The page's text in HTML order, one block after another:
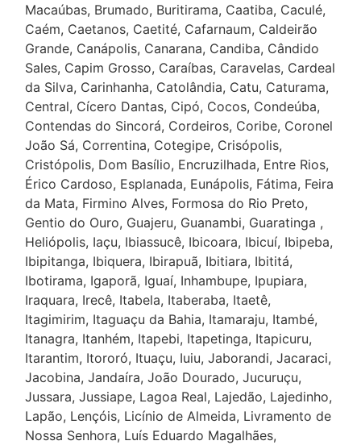
Macaúbas, Brumado, Buritirama, Caatiba, Caculé,
Caém, Caetanos, Caetité, Cafarnaum, Caldeirão
Grande, Canápolis, Canarana, Candiba, Cândido
Sales, Capim Grosso, Caraíbas, Caravelas, Cardeal
da Silva, Carinhanha, Catolândia, Catu, Caturama,
Central, Cícero Dantas, Cipó, Cocos, Condeúba,
Contendas do Sincorá, Cordeiros, Coribe, Coronel
João Sá, Correntina, Cotegipe, Crisópolis,
Cristópolis, Dom Basílio, Encruzilhada, Entre Rios,
Érico Cardoso, Esplanada, Eunápolis, Fátima, Feira
da Mata, Firmino Alves, Formosa do Rio Preto,
Gentio do Ouro, Guajeru, Guanambi, Guaratinga ,
Heliópolis, Iaçu, Ibiassucê, Ibicoara, Ibicuí, Ibipeba,
Ibipitanga, Ibiquera, Ibirapuã, Ibitiara, Ibititá,
Ibotirama, Igaporã, Iguaí, Inhambupe, Ipupiara,
Iraquara, Irecê, Itabela, Itaberaba, Itaetê,
Itagimirim, Itaguaçu da Bahia, Itamaraju, Itambé,
Itanagra, Itanhém, Itapebi, Itapetinga, Itapicuru,
Itarantim, Itororó, Ituaçu, Iuiu, Jaborandi, Jacaraci,
Jacobina, Jandaíra, João Dourado, Jucuruçu,
Jussara, Jussiape, Lagoa Real, Lajedão, Lajedinho,
Lapão, Lençóis, Licínio de Almeida, Livramento de
Nossa Senhora, Luís Eduardo Magalhães,